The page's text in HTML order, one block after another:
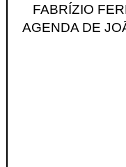
FABRÍZIO
AGENDA DE